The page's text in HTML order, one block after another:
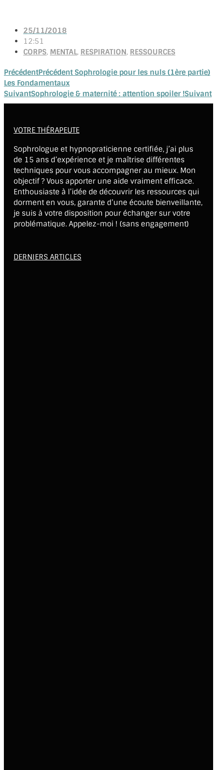
25/11/2018
12:51
CORPS, MENTAL, RESPIRATION, RESSOURCES
PrécédentPrécédentSophrologie pour les nuls (1ère partie)
Les Fondamentaux
SuivantSophrologie & maternité : attention spoiler !Suivant
VOTRE THÉRAPEUTE
Sophrologue et hypnopraticienne certifiée, j’ai plus
de 15 ans d’expérience et je maîtrise différentes
techniques pour vous accompagner au mieux. Mon
objectif ? Vous apporter une aide vraiment efficace.
Enthousiaste à l’idée de découvrir les ressources qui
dorment en vous, garante d’une écoute bienveillante,
je suis à votre disposition pour échanger sur votre
problématique. Appelez-moi ! (sans engagement)
DERNIERS ARTICLES